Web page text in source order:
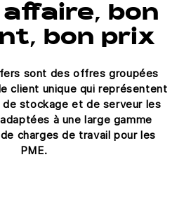
affaire, bon
bon prix
sont des offres groupées
client unique qui représentent
stockage et de serveur les
à une large gamme
charges de travail pour les
PME.